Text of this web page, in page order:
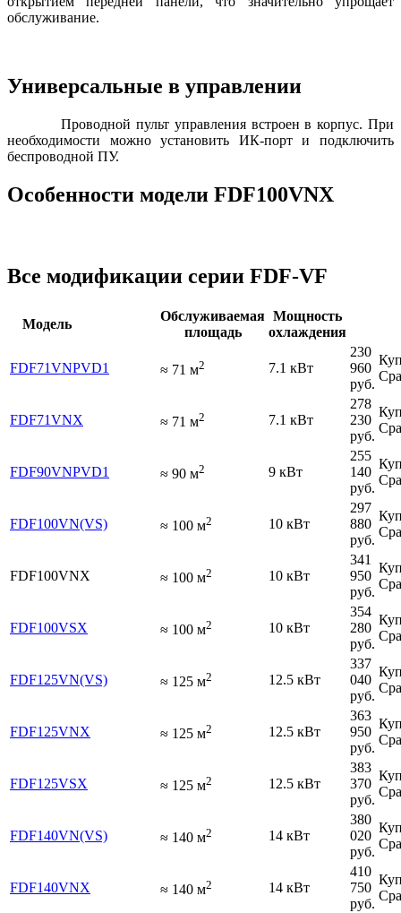
обслуживание.
Универсальные в управлении
Проводной пульт управления встроен в корпус. При
необходимости можно установить ИК-порт и подключить
беспроводной ПУ.
Особенности модели FDF100VNX
Все модификации серии FDF-VF
Модель
Обслуживаемая
площадь
Мощность
охлаждения
FDF71VNPVD1 ≈ 71 м2 7.1 кВт
230
960
руб.
FDF71VNX ≈ 71 м2 7.1 кВт
278
230
руб.
FDF90VNPVD1 ≈ 90 м2 9 кВт
255
140
руб.
FDF100VN(VS) ≈ 100 м2 10 кВт
297
880
руб.
FDF100VNX ≈ 100 м2 10 кВт
341
950
руб.
FDF100VSX ≈ 100 м2 10 кВт
354
280
руб.
FDF125VN(VS) ≈ 125 м2 12.5 кВт
337
040
руб.
FDF125VNX ≈ 125 м2 12.5 кВт
363
950
руб.
FDF125VSX ≈ 125 м2 12.5 кВт
383
370
руб.
FDF140VN(VS) ≈ 140 м2 14 кВт
380
020
руб.
FDF140VNX ≈ 140 м2 14 кВт
410
750
руб.